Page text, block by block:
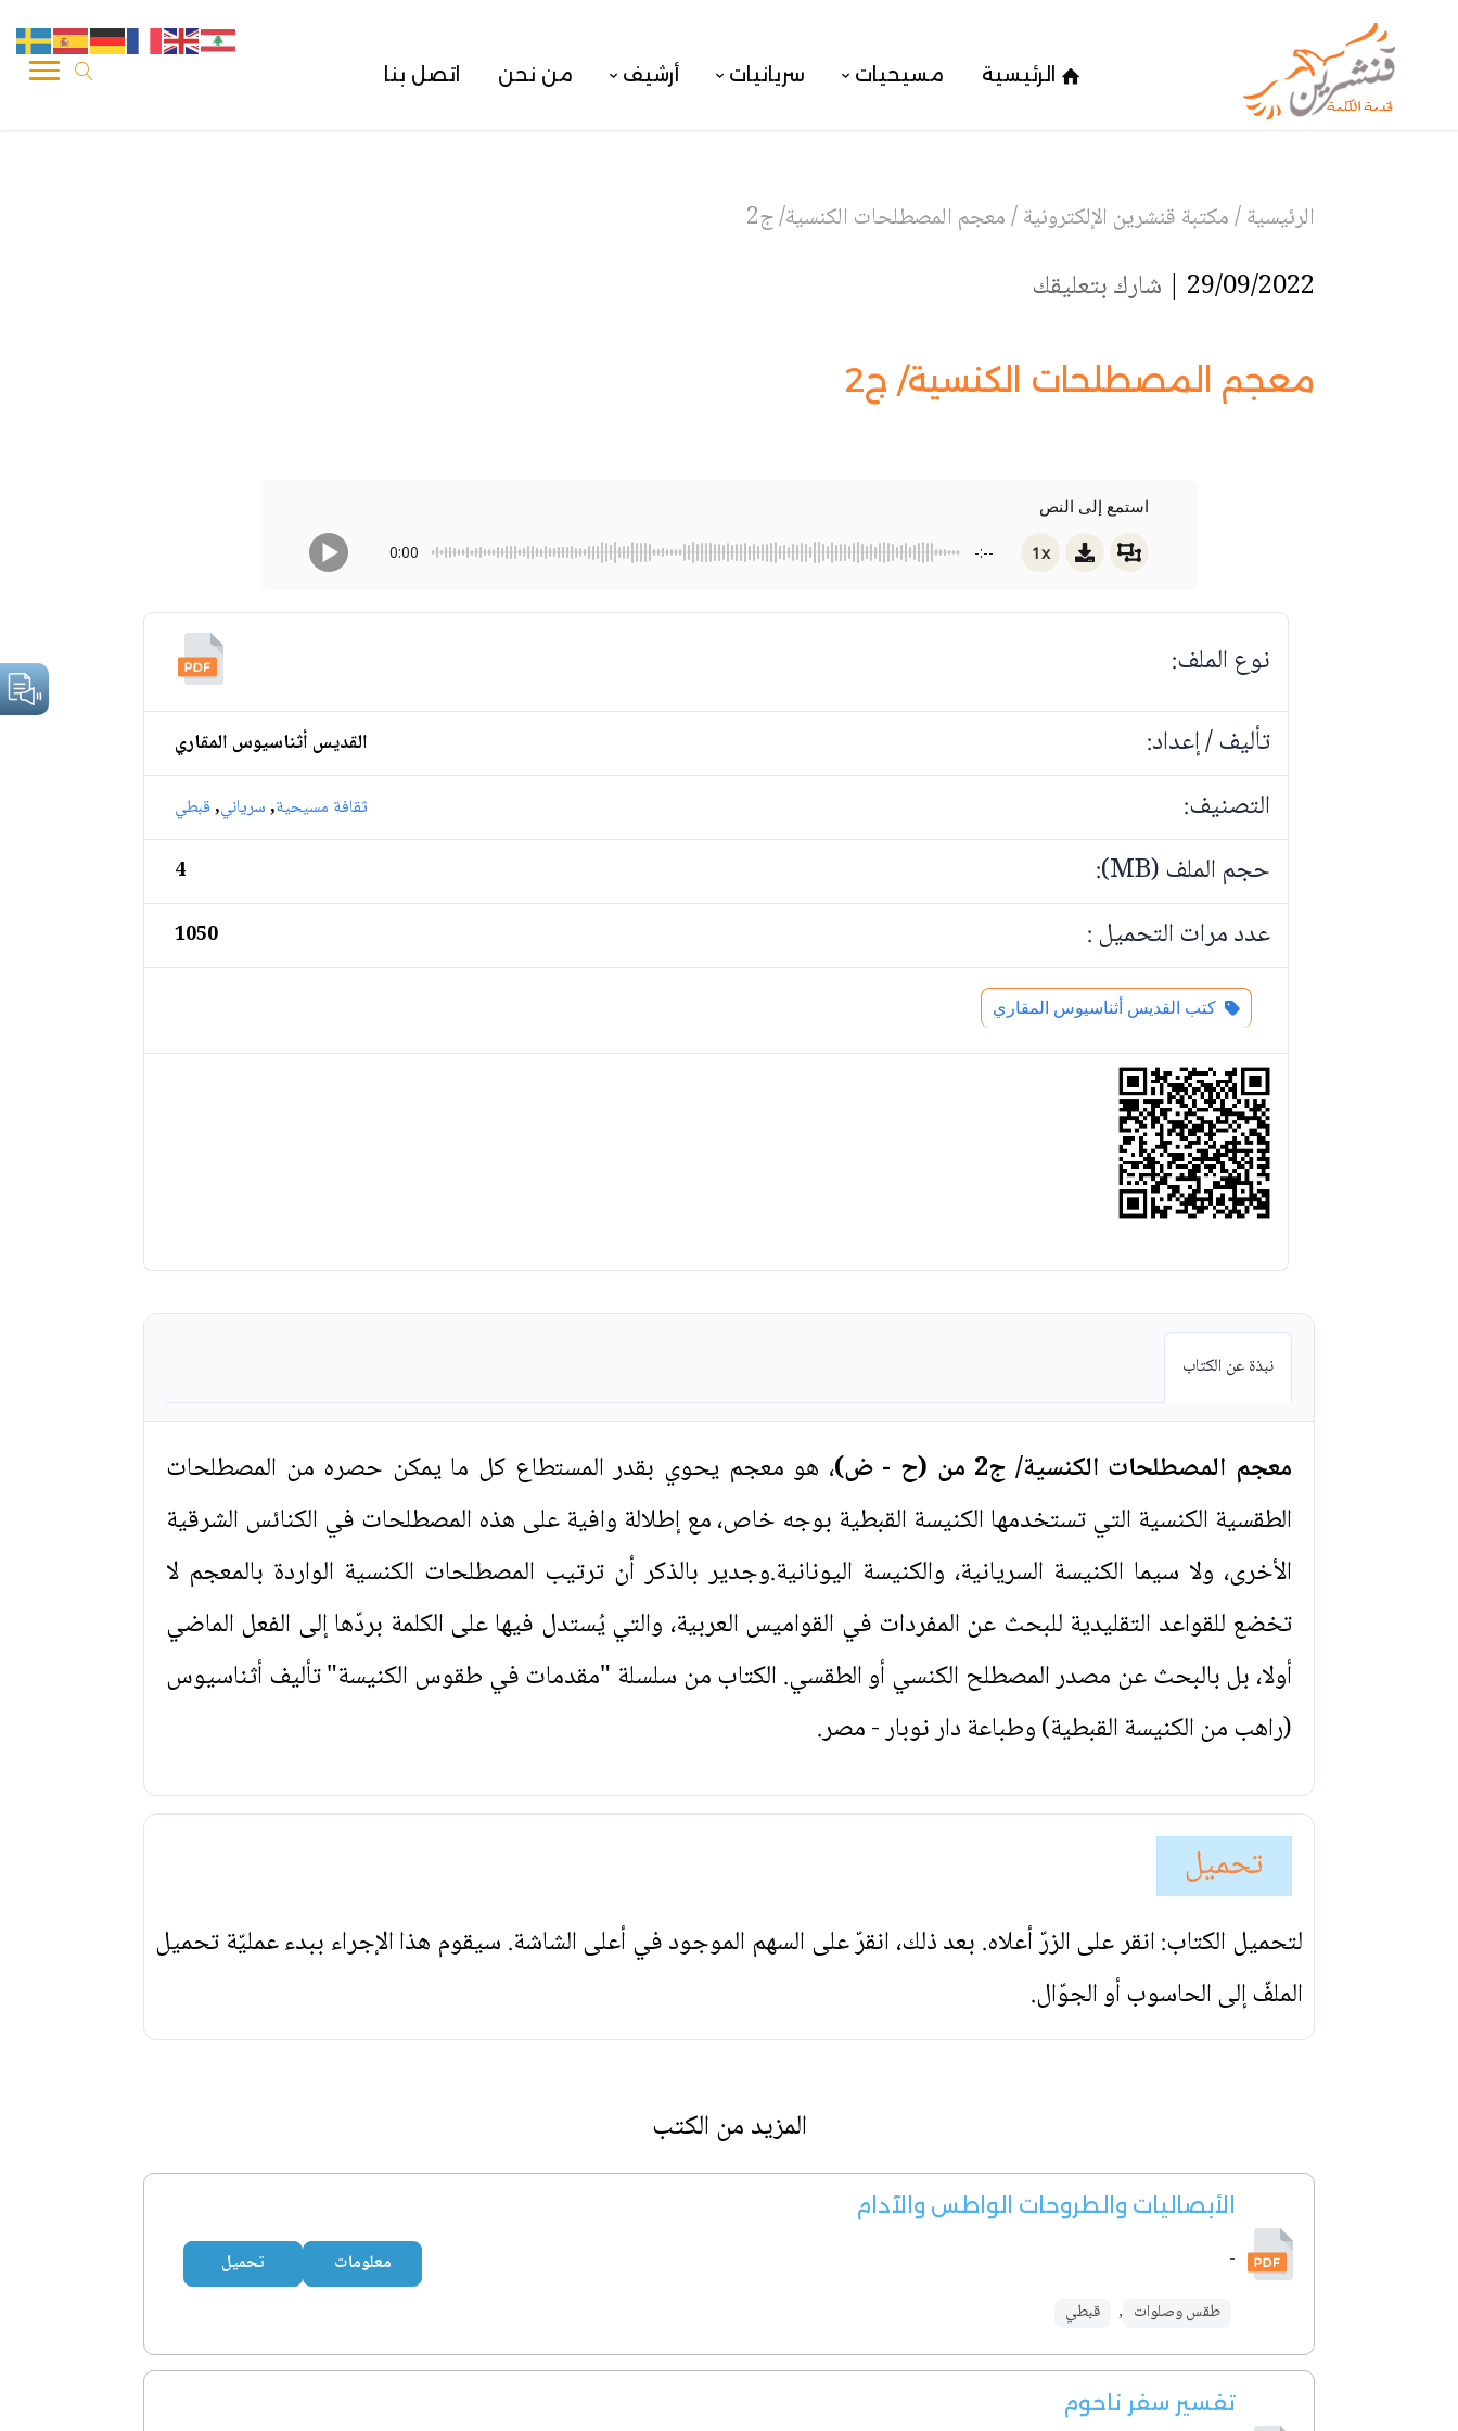
الرئيسية مسيحيات سريانيات أرشيف من نحن اتصل بنا
الرئيسية/مكتبة قنشرين الإلكترونية/معجم المصطلحات الكنسية/ ج2
29/09/2022 | شارك بتعليقك
معجم المصطلحات الكنسية/ ج2
استمع إلى النص
0:00 -:-- 1x
نوع الملف:
تأليف / إعداد:
القديس أثناسيوس المقاري
التصنيف: ثقافة مسيحية,سرياني,قبطي
حجم الملف (MB): 4
عدد مرات التحميل : 1050
كتب القديس أثناسيوس المقاري
نبذة عن الكتاب
معجم المصطلحات الكنسية/ ج2 من (ح - ض)
، هو معجم يحوي بقدر المستطاع كل ما يمكن حصره من المصطلحات
الطقسية الكنسية التي تستخدمها الكنيسة القبطية بوجه خاص، مع إطلالة وافية على هذه المصطلحات في الكنائس الشرقية
الأخرى، ولا سيما الكنيسة السريانية، والكنيسة اليونانية.وجدير بالذكر أن ترتيب المصطلحات الكنسية الواردة بالمعجم لا
تخضع للقواعد التقليدية للبحث عن المفردات في القواميس العربية، والتي يُستدل فيها على الكلمة بردّها إلى الفعل الماضي
أولا، بل بالبحث عن مصدر المصطلح الكنسي أو الطقسي. الكتاب من سلسلة "مقدمات في طقوس الكنيسة" تأليف أثناسيوس
(راهب من الكنيسة القبطية) وطباعة دار نوبار - مصر.
تحميل
لتحميل الكتاب: انقر على الزرّ أعلاه. بعد ذلك، انقرّ على السهم الموجود في أعلى الشاشة. سيقوم هذا الإجراء ببدء عمليّة تحميل
الملفّ إلى الحاسوب أو الجوّال.
المزيد من الكتب
الأبصاليات والطروحات الواطس والآدام
-
طقس وصلوات , قبطي
معلومات تحميل
تفسير سفر ناحوم